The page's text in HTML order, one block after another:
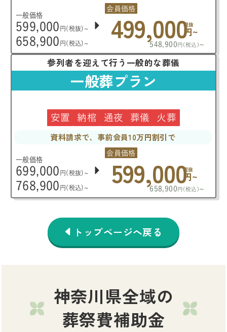
一般価格
599,000 円(税抜)~
658,900 円(税込)~
会員価格
499,000税抜
円~
548,900 円(税込) ~
参列者を迎えて行う一般的な葬儀
一般葬プラン
安置 納棺 通夜 葬儀 火葬
資料請求で、事前会員10万円割引で
一般価格
699,000 円(税抜)~
768,900 円(税込)~
会員価格
599,000税抜
円~
658,900 円(税込) ~
トップページへ戻る
神奈川県全域の
葬祭費補助金